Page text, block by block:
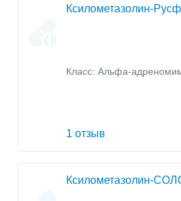
Ксилометазолин-
Класс: Альфа-
1 отзыв
Ксилометазолин-